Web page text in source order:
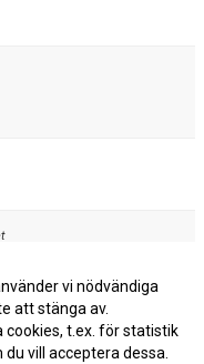
vi nödvändiga
att stänga av.
cookies, t.ex. för statistik
vill acceptera dessa.